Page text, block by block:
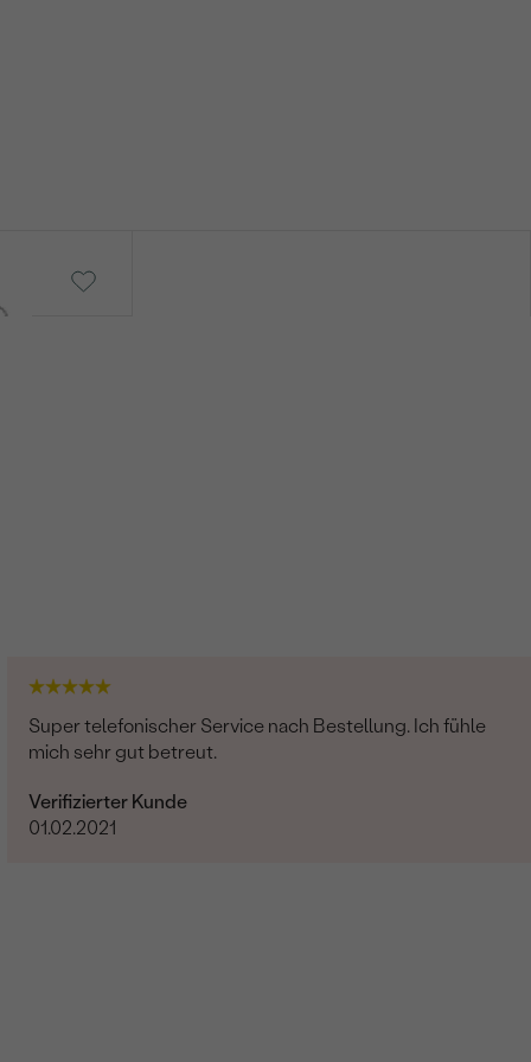
Super telefonischer Service nach Bestellung. Ich fühle
mich sehr gut betreut.
Verifizierter Kunde
01.02.2021